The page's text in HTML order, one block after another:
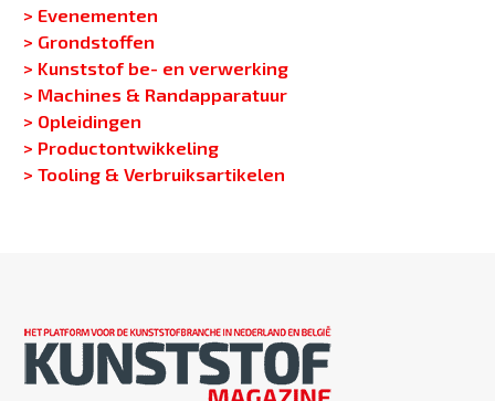
> Evenementen
> Grondstoffen
> Kunststof be- en verwerking
> Machines & Randapparatuur
> Opleidingen
> Productontwikkeling
> Tooling & Verbruiksartikelen